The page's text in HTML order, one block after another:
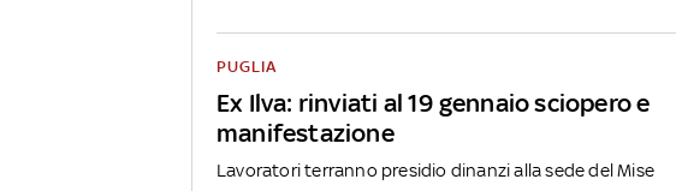
Ex Ilva: rinviati al 19 gennaio sciopero e
manifestazione
PUGLIA
Lavoratori terranno presidio dinanzi alla sede del Mise